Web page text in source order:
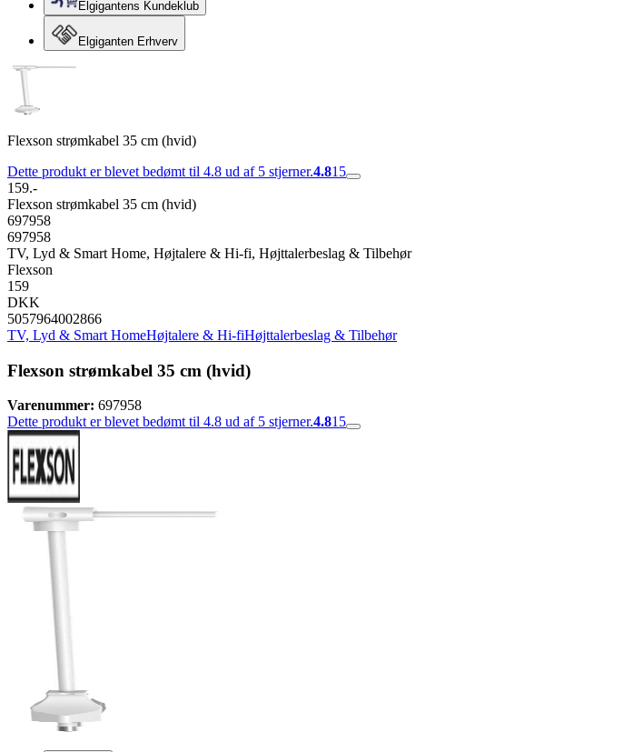
Elgigantens Kundeklub
Elgiganten Erhverv
Flexson strømkabel 35 cm (hvid)
Dette produkt er blevet bedømt til 4.8 ud af 5 stjerner.4.815
159.-
Flexson strømkabel 35 cm (hvid)
697958
697958
TV, Lyd & Smart Home, Højtalere & Hi-fi, Højttalerbeslag & Tilbehør
Flexson
159
DKK
5057964002866
TV, Lyd & Smart HomeHøjtalere & Hi-fiHøjttalerbeslag & Tilbehør
Flexson strømkabel 35 cm (hvid)
Varenummer: 697958
Dette produkt er blevet bedømt til 4.8 ud af 5 stjerner.4.815